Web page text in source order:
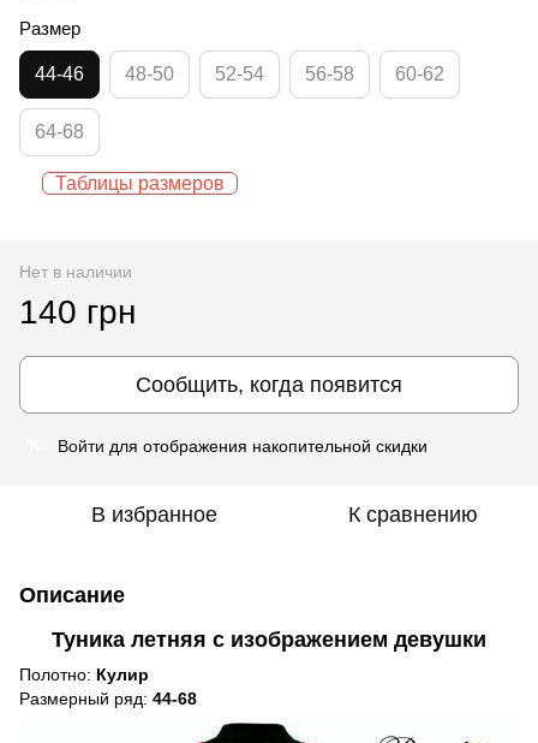
Размер
44-46 48-50 52-54 56-58 60-62
64-68
Таблицы размеров
Нет в наличии
140 грн
Сообщить, когда появится
Войти для отображения накопительной скидки
В избранное К сравнению
Описание
Туника летняя с изображением девушки
Полотно: Кулир
Размерный ряд: 44-68